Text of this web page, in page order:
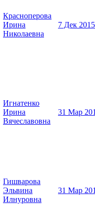
Красноперова
Ирина
Николаевна
7 Дек 2015
Игнатенко
Ирина
Вячеславовна
31 Мар
Гишварова
Эльвина
Илнуровна
31 Мар